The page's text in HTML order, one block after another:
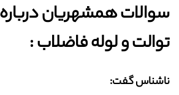
سوالات همشهریان
توالت و لوله فاضلاب :‌
ناشناس گفت: